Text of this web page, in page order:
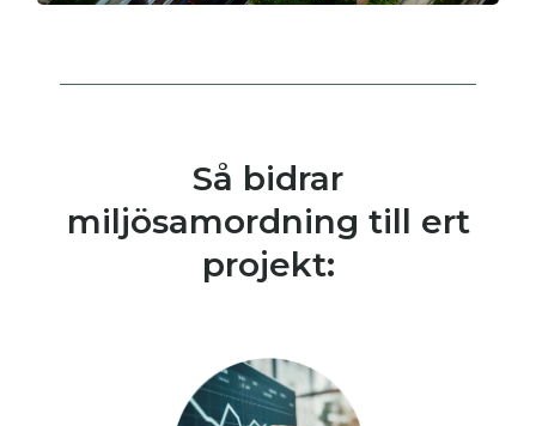
Så bidrar
miljösamordning till ert
projekt: